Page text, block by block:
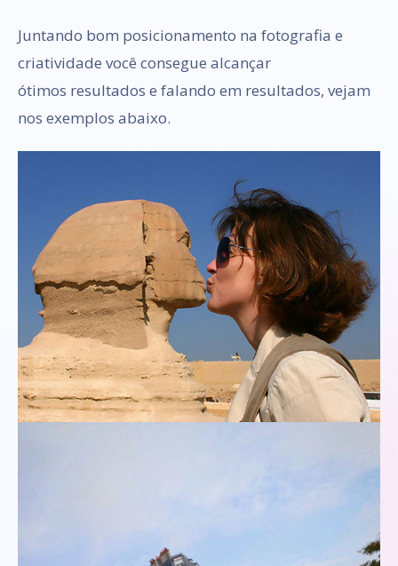
Juntando bom posicionamento na fotografia e
criatividade você consegue alcançar
ótimos resultados e falando em resultados, vejam
nos exemplos abaixo.